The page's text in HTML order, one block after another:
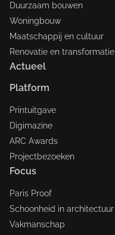
Duurzaam bouwen
Woningbouw
Maatschappij en cultuur
Renovatie en transformatie
Actueel
Platform
Printuitgave
Digimazine
ARC Awards
Projectbezoeken
Focus
Paris Proof
Schoonheid in architectuur
Vakmanschap